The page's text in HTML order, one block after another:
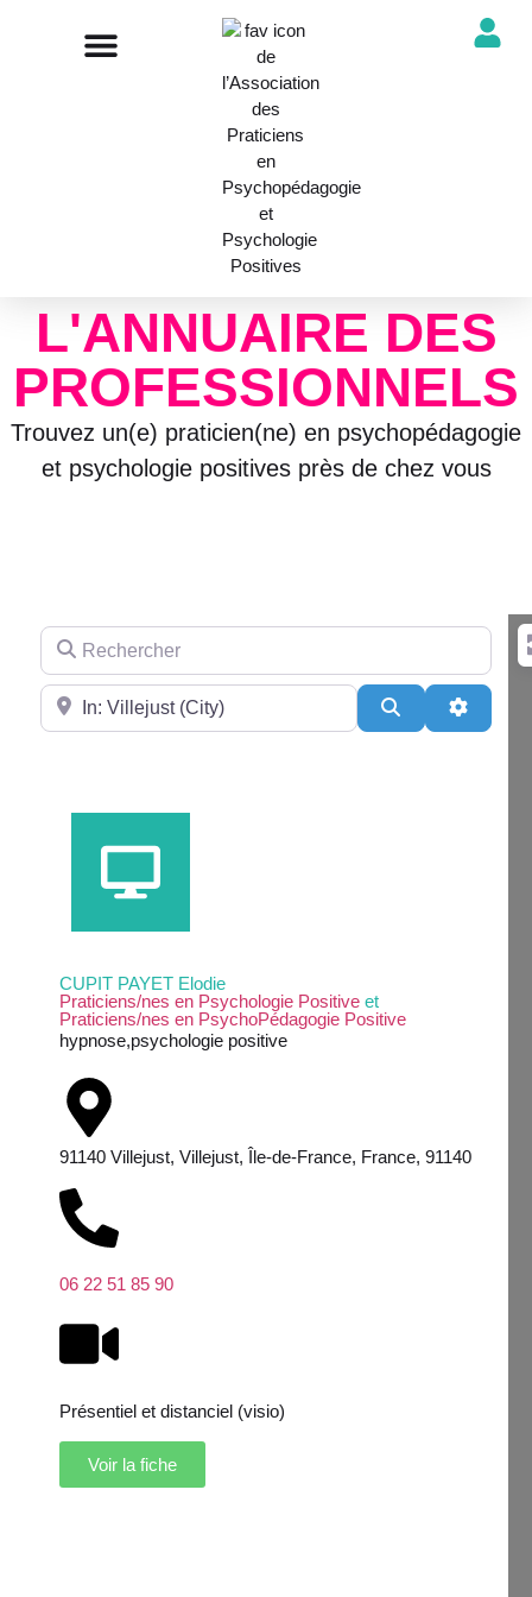
L'ANNUAIRE DES
PROFESSIONNELS
Trouvez un(e) praticien(ne) en psychopédagogie
et psychologie positives près de chez vous
Rechercher
Près de
Search
CUPIT PAYET Elodie
Praticiens/nes en Psychologie Positive et
Praticiens/nes en PsychoPédagogie Positive
hypnose,psychologie positive
91140 Villejust, Villejust, Île-de-France, France, 91140
06 22 51 85 90
Présentiel et distanciel (visio)
Voir la fiche